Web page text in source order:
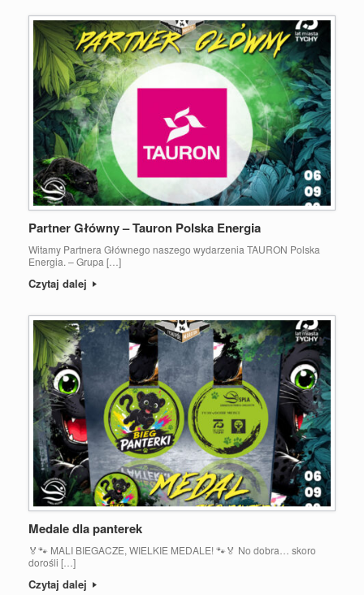
Partner Główny – Tauron Polska Energia
Witamy Partnera Głównego naszego wydarzenia TAURON Polska
Energia. – Grupa […]
Czytaj dalej
Medale dla panterek
🏅🐾 MALI BIEGACZE, WIELKIE MEDALE! 🐾🏅 No dobra… skoro
dorośli […]
Czytaj dalej